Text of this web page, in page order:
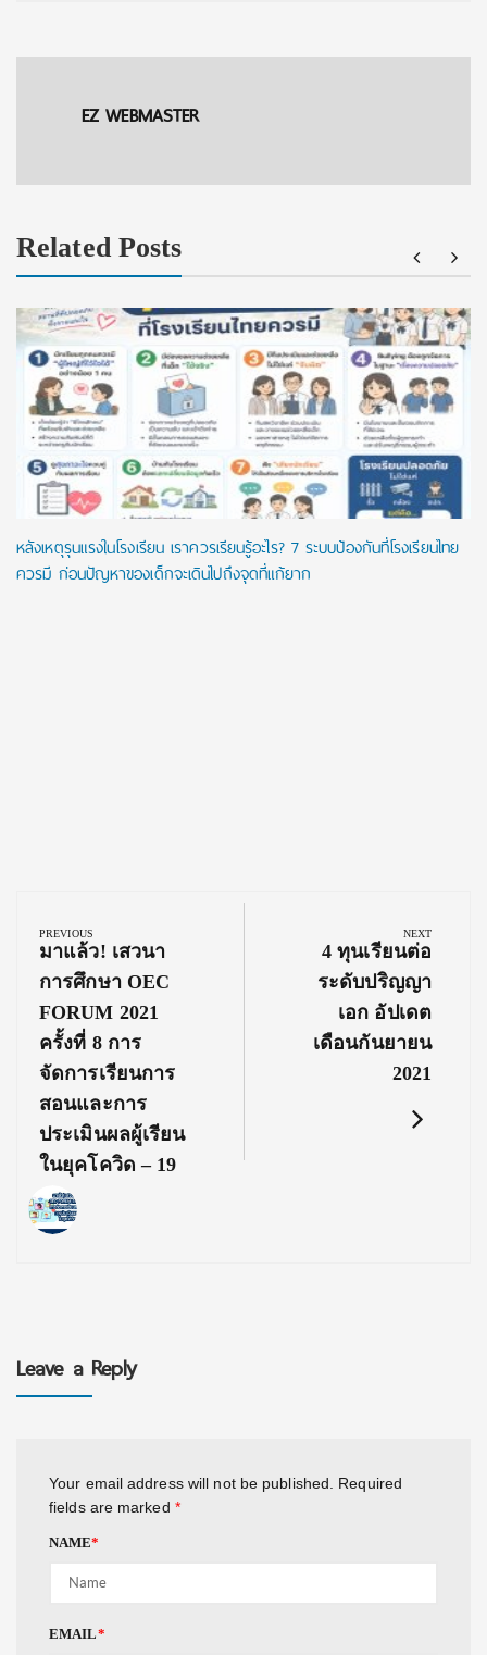
EZ WEBMASTER
Related Posts
หลังเหตุรุนแรงในโรงเรียน เราควรเรียนรู้อะไร? 7 ระบบป้องกันที่โรงเรียนไทย
ควรมี ก่อนปัญหาของเด็กจะเดินไปถึงจุดที่แก้ยาก
navigation
PREVIOUS
Previous
Post:
มาแล้ว! เสวนา
การศึกษา OEC
FORUM 2021
ครั้งที่ 8 การ
จัดการเรียนการ
สอนและการ
ประเมินผลผู้เรียน
ในยุคโควิด – 19
NEXT
Next
Post:
4 ทุนเรียนต่อ
ระดับปริญญา
เอก อัปเดต
เดือนกันยายน
2021
Leave a Reply
Your email address will not be published.
Required
fields are marked *
NAME*
EMAIL*